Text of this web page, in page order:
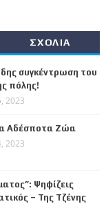
ΣΧΟΛΙΑ
συγκέντρωση του
πόλης!
2023
Αδέσποτα Ζώα
2023
Ψηφίζεις
– Της Τζένης